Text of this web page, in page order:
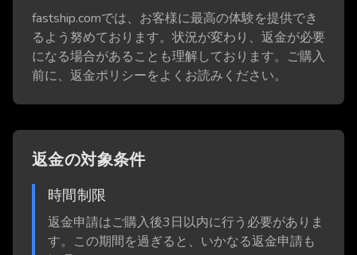
fastship.comでは、お客様に最高の体験を提供でき
るよう努めております。状況が変わり、返金が必要
になる場合があることも理解しております。ご購入
前に、返金ポリシーをよくお読みください。
返金の対象条件
時間制限
返金申請はご購入後3日以内に行う必要がありま
す。この期間を過ぎると、いかなる返金申請も